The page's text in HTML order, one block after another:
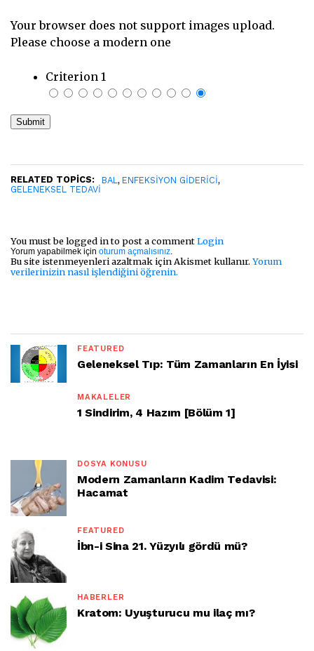
Your browser does not support images upload.
Please choose a modern one
Criterion 1
RELATED TOPICS: BAL, ENFEKSIYON GIDERICI,
GELENEKSEL TEDAVI
You must be logged in to post a commentLogin
Yorum yapabilmek için oturum açmalısınız.
Bu site istenmeyenleri azaltmak için Akismet kullanır. Yorum
verilerinizin nasıl işlendiğini öğrenin.
FEATURED
Geleneksel Tıp: Tüm Zamanların En İyisi
MAKALELER
1 Sindirim, 4 Hazım [Bölüm 1]
DOSYA KONUSU
Modern Zamanların Kadim Tedavisi:
Hacamat
FEATURED
İbn-i Sina 21. Yüzyılı gördü mü?
HABERLER
Kratom: Uyuşturucu mu ilaç mı?